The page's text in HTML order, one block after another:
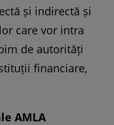
și indirectă și
care vor intra
de autorități
financiare,
AMLA